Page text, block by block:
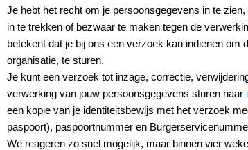
Je hebt het recht om je persoonsgegevens in te
in te trekken of bezwaar te maken tegen de
betekent dat je bij ons een verzoek kan indienen
organisatie, te sturen.
Je kunt een verzoek tot inzage, correctie,
verwerking van jouw persoonsgegevens sturen naar
een kopie van je identiteitsbewijs met het verzoek
paspoort), paspoortnummer en
We reageren zo snel mogelijk, maar binnen vier